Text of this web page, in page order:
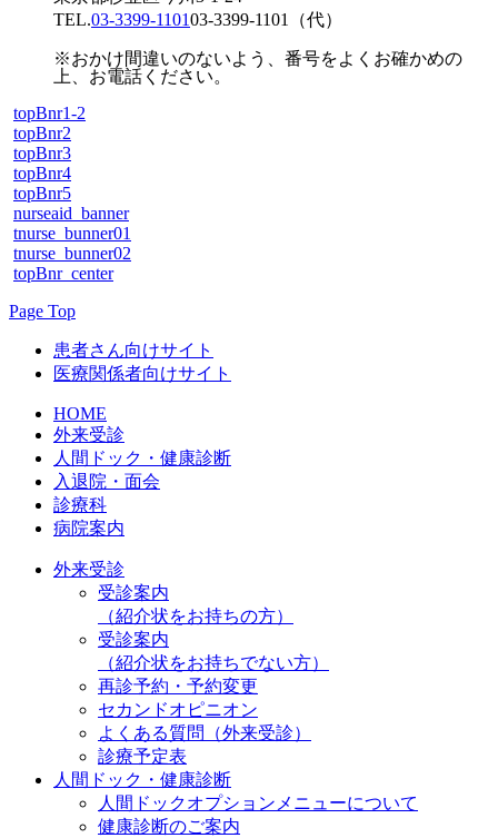
TEL.03-3399-110103-3399-1101 （代）
※おかけ間違いのないよう、番号をよくお確かめの
上、お電話ください。
topBnr1-2
topBnr2
topBnr3
topBnr4
topBnr5
nurseaid_banner
tnurse_bunner01
tnurse_bunner02
topBnr_center
Page Top
患者さん向けサイト
医療関係者向けサイト
HOME
外来受診
人間ドック・健康診断
入退院・面会
診療科
病院案内
外来受診
受診案内
（紹介状をお持ちの方）
受診案内
（紹介状をお持ちでない方）
再診予約・予約変更
セカンドオピニオン
よくある質問（外来受診）
診療予定表
人間ドック・健康診断
人間ドックオプションメニューについて
健康診断のご案内